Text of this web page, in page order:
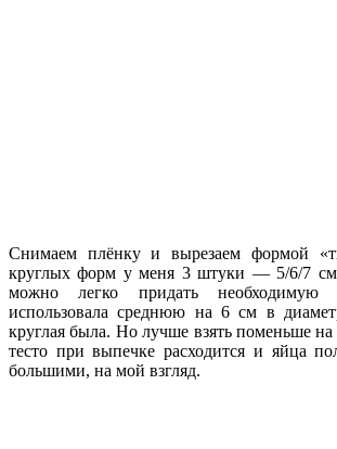
Снимаем плёнку и вырезаем формой
круглых форм у меня 3 штуки — 5/6/7
можно легко придать
использовала среднюю на 6 см в
круглая была. Но лучше взять поменьше
тесто при выпечке расходится и яйца
большими, на мой взгляд.